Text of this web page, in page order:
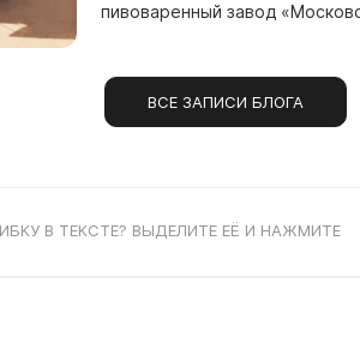
пивоваренный завод
ВСЕ ЗАПИСИ БЛОГА
В ТЕКСТЕ? ВЫДЕЛИТЕ ЕЁ И НАЖМИТЕ